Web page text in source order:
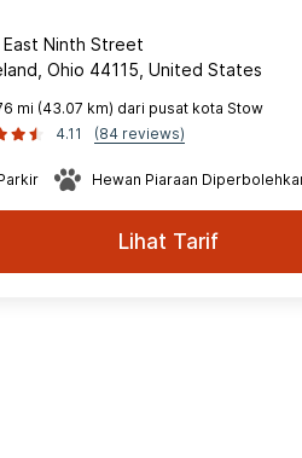
Ninth Street
Ohio 44115, United States
mi (43.07 km) dari pusat kota Stow
4.11
(84 reviews)
Hewan Piaraan
Lihat Tarif